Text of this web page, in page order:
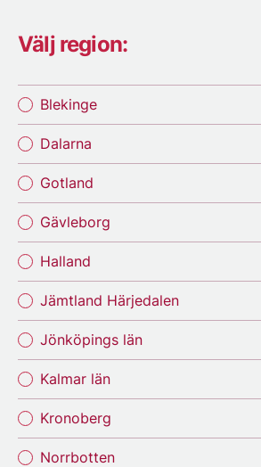
Välj region:
Blekinge
Dalarna
Gotland
Gävleborg
Halland
Jämtland Härjedalen
Jönköpings län
Kalmar län
Kronoberg
Norrbotten